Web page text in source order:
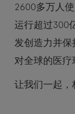
2600多万人
运行超过300
发创造力并保
对全球的医疗
让我们一起，